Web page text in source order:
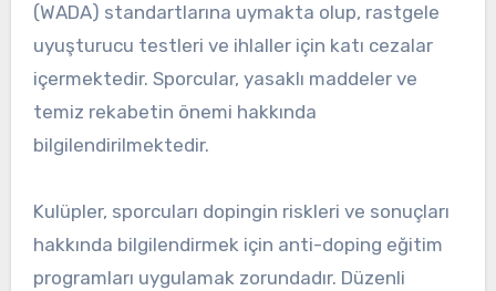
(WADA) standartlarına uymakta olup, rastgele
uyuşturucu testleri ve ihlaller için katı cezalar
içermektedir. Sporcular, yasaklı maddeler ve
temiz rekabetin önemi hakkında
bilgilendirilmektedir.
Kulüpler, sporcuları dopingin riskleri ve sonuçları
hakkında bilgilendirmek için anti-doping eğitim
programları uygulamak zorundadır. Düzenli